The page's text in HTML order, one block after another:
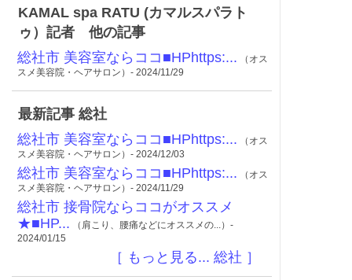
KAMAL spa RATU (カマルスパラト
ゥ）記者 他の記事
総社市 美容室ならココ■HPhttps:... （オス
スメ美容院・ヘアサロン）- 2024/11/29
最新記事 総社
総社市 美容室ならココ■HPhttps:... （オス
スメ美容院・ヘアサロン）- 2024/12/03
総社市 美容室ならココ■HPhttps:... （オス
スメ美容院・ヘアサロン）- 2024/11/29
総社市 接骨院ならココがオススメ
★■HP... （肩こり、腰痛などにオススメの...）-
2024/01/15
［ もっと見る... 総社 ］